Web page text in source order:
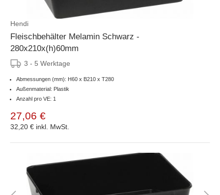
Hendi
Fleischbehälter Melamin Schwarz -
280x210x(h)60mm
3 - 5 Werktage
Abmessungen (mm): H60 x B210 x T280
Außenmaterial: Plastik
Anzahl pro VE: 1
27,06 €
32,20 € inkl. MwSt.